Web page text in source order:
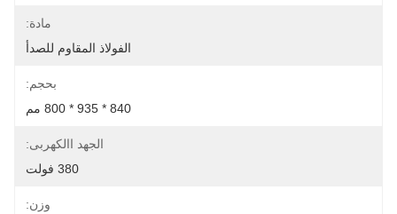
مادة:
الفولاذ المقاوم للصدأ
بحجم:
840 * 935 * 800 مم
الجهد االكهربى:
380 فولت
وزن: